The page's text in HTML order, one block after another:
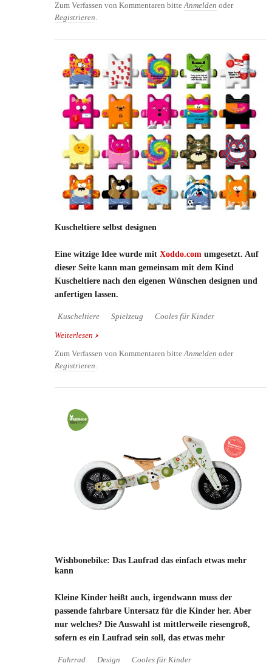
Zum Verfassen von Kommentaren bitteAnmelden oder
Registrieren.
Kuscheltiere selbst designen
Eine witzige Idee wurde mit Xoddo.com umgesetzt. Auf
dieser Seite kann man gemeinsam mit dem Kind
Kuscheltiere nach den eigenen Wünschen designen und
anfertigen lassen.
Kuscheltiere Spielzeug Cooles für Kinder
Weiterlesen über Kuscheltiere selbst designen
Zum Verfassen von Kommentaren bitteAnmelden oder
Registrieren.
Wishbonebike: Das Laufrad das einfach etwas mehr
kann
Kleine Kinder heißt auch, irgendwann muss der
passende fahrbare Untersatz für die Kinder her. Aber
nur welches? Die Auswahl ist mittlerweile riesengroß,
sofern es ein Laufrad sein soll, das etwas mehr
Fahrrad Design Cooles für Kinder